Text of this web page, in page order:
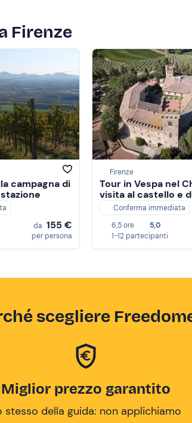
Firenze
campagna di
da 155 €
per persona
Firenze
Tour in Vespa nel
visita al castello e
Conferma immediata
6,5 ore
5,0
1-12 partecipanti
scegliere
Miglior prezzo garantito
stesso della guida: non applichiamo